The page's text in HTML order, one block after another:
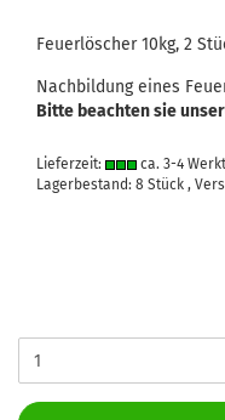
Feuerlöscher 10kg, 2
Nachbildung eines
Bitte beachten sie
Lieferzeit: ca. 3-4
Lagerbestand: 8 Stück ,